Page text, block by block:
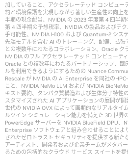
加していること、アクセラレーテッド コンピュー
約と環境保護を実現しながら著しい生産性の向上
半期の現金配当、NVIDIA の 2023 年度第 4 四半
第 4 四半期の予想税率、NVIDIA の製品およびテ
手可能性、NVIDIA H100 および Quantum-2 シス
先端モデルを含む AI のトレーニング、配備、拡
との複数年にわたるコラボレーション、Oracle ク
NVIDIA のフル アクセラレーテッド コンピューテ
Oracle との複数年にわたるパートナーシップ、臨
ルを利用できるようにするための Nuance
Rescale が NVIDIA の AI Enterprise を同社の
こと、NVIDIA NeMo LLM および NVIDIA
キスト要約、タンパク質構造および生体分子特性
スタマイズされた AI アプリケーションの展開が
世代の NVIDIA OVX によって画期的なリアルタイ
ルツイン シミュレーション能力を備えた 3D 世界
PowerEdge サーバーを NVIDIA BlueField DPU、
Enterprise ソフトウェアと組み合わせることに
されたゼロトラスト セキュリティを提供する新た
アーティスト、開発者および企業チームがメタバ
るための包括的なクラウド サービス スイートを